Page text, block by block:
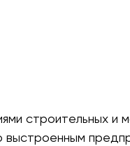
строительных и